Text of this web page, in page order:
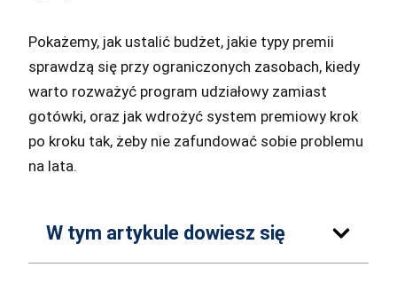
Pokażemy, jak ustalić budżet, jakie typy premii
sprawdzą się przy ograniczonych zasobach, kiedy
warto rozważyć program udziałowy zamiast
gotówki, oraz jak wdrożyć system premiowy krok
po kroku tak, żeby nie zafundować sobie problemu
na lata.
W tym artykule dowiesz się